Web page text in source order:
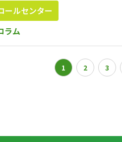
ールセンター
ラム
1 2 3